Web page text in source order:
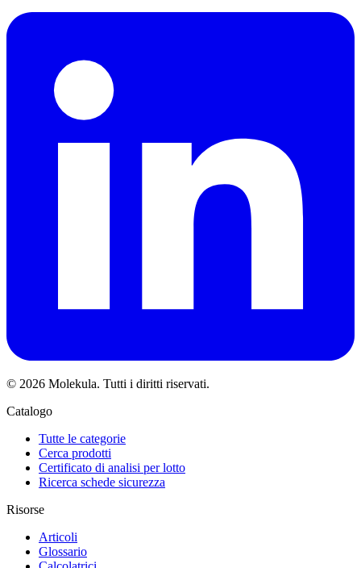
© 2026 Molekula. Tutti i diritti riservati.
Catalogo
Tutte le categorie
Cerca prodotti
Certificato di analisi per lotto
Ricerca schede sicurezza
Risorse
Articoli
Glossario